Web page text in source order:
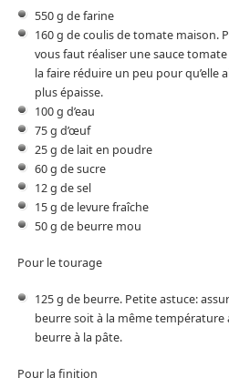
550 g de farine
160 g de coulis de tomate maison.
vous faut réaliser une sauce
la faire réduire un peu pour qu’elle
plus épaisse.
100 g d’eau
75 g d’œuf
25 g de lait en poudre
60 g de sucre
12 g de sel
15 g de levure fraîche
50 g de beurre mou
Pour le tourage
125 g de beurre. Petite astuce:
beurre soit à la même température
beurre à la pâte.
Pour la finition